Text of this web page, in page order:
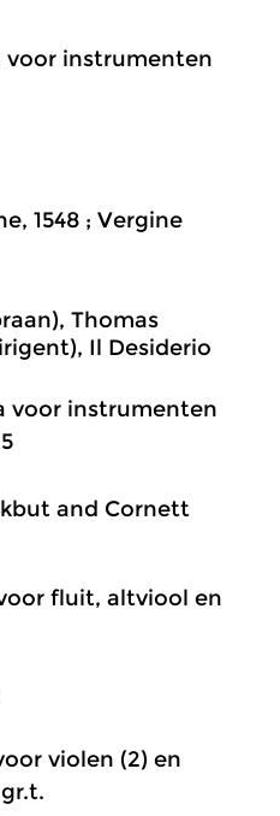
voor instrumenten
1548 ; Vergine
Thomas
Il Desiderio
voor instrumenten
and Cornett
fluit, altviool en
violen (2) en